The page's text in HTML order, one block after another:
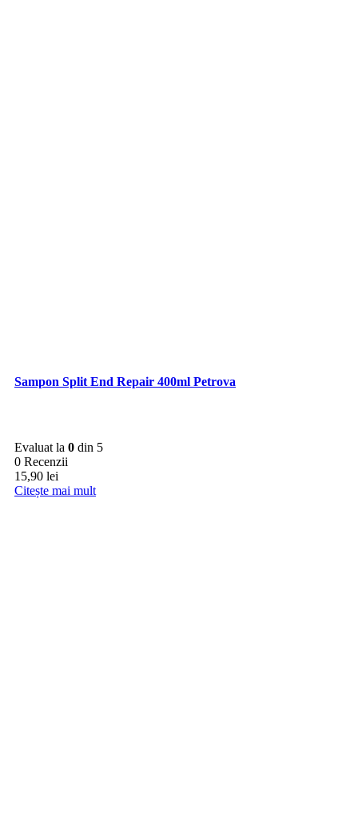
Sampon Split End Repair 400ml Petrova
Evaluat la 0 din 5
0 Recenzii
15,90 lei
Citește mai mult